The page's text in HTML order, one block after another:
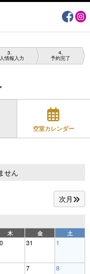
3
情報入力
4
予約完了
空室カレンダー
せん
次月
木 金 土
31 1
7 8